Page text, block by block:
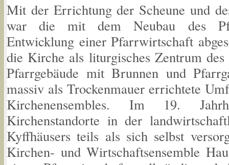
Mit der Errichtung der Scheune und
war die mit dem Neubau des
Entwicklung einer Pfarrwirtschaft
die Kirche als liturgisches Zentrum
Pfarrgebäude mit Brunnen und
massiv als Trockenmauer errichtete
Kirchenensembles. Im 19.
Kirchenstandorte in der
Kyffhäusers teils als sich selbst
Kirchen- und Wirtschaftsensemble